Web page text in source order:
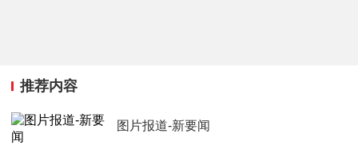
推荐内容
图片报道-新要闻